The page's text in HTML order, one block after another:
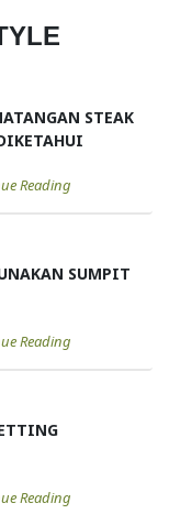
STEAK
Reading
SUMPIT
Reading
Reading